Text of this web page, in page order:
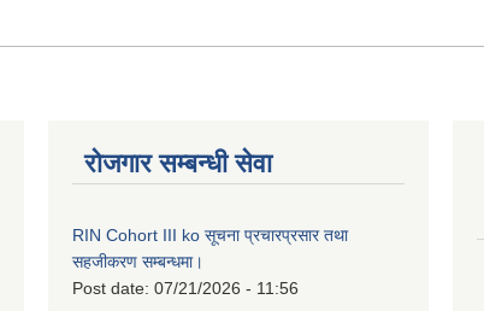
रोजगार सम्बन्धी सेवा
RIN Cohort III ko सूचना प्रचारप्रसार तथा
सहजीकरण सम्बन्धमा।
Post date: 07/21/2026 - 11:56